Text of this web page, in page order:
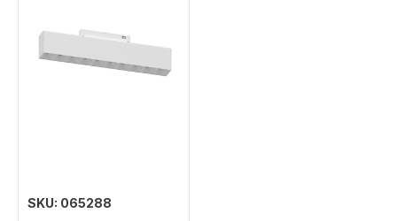
SKU: 065288